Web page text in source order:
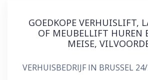
GOEDKOPE VERHUISLIFT,
OF MEUBELLIFT HUREN
MEISE,
VERHUISBEDRIJF IN BRUSSEL